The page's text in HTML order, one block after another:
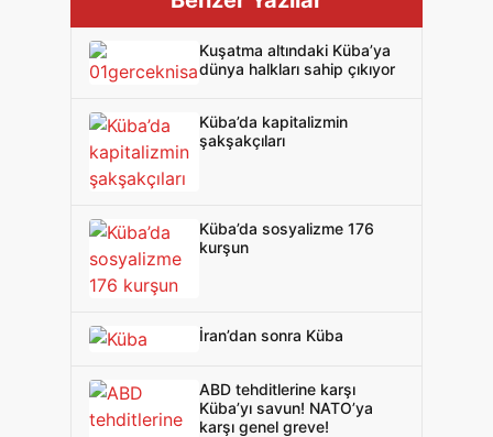
Kuşatma altındaki Küba’ya
dünya halkları sahip çıkıyor
Küba’da kapitalizmin
şakşakçıları
Küba’da sosyalizme 176
kurşun
İran’dan sonra Küba
ABD tehditlerine karşı
Küba’yı savun! NATO’ya
karşı genel greve!